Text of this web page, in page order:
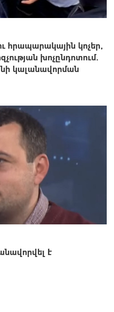
հրապարակային կոչեր,
խոչընդոտում․
կալանավորման
է